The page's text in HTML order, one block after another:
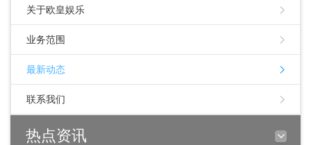
关于欧皇娱乐
业务范围
最新动态
联系我们
热点资讯